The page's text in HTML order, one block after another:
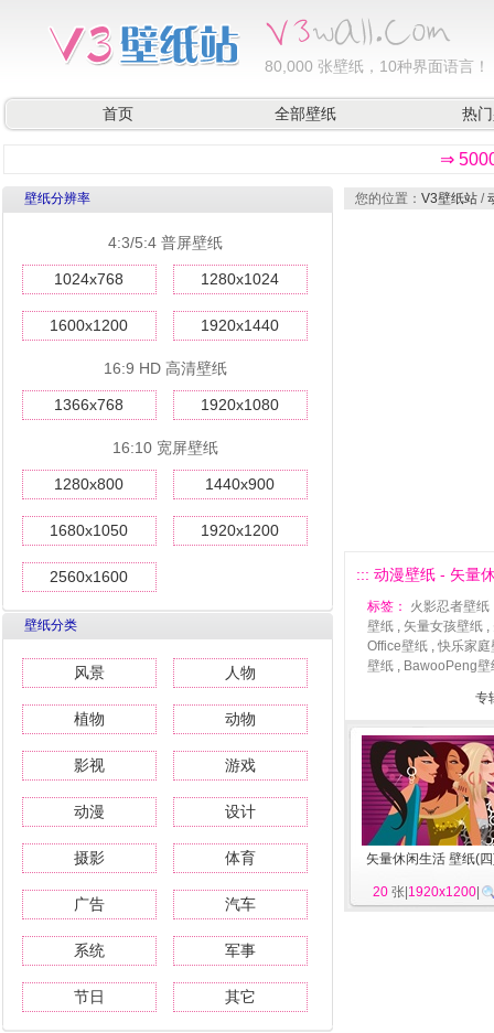
80,000 张壁纸，10种界面语言！
首页 全部壁纸 热
⇒
壁纸分辨率
4:3/5:4 普屏壁纸
1024x768 1280x1024
1600x1200 1920x1440
16:9 HD 高清壁纸
1366x768 1920x1080
16:10 宽屏壁纸
1280x800 1440x900
1680x1050 1920x1200
2560x1600
壁纸分类
风景 人物
植物 动物
影视 游戏
动漫 设计
摄影 体育
广告 汽车
系统 军事
节日 其它
您的位置： V3壁纸站 /
::: 动漫壁纸 - 矢量
标签： 火影忍者壁纸
壁纸 , 矢量女孩壁纸 ,
Office壁纸 , 快乐家庭
壁纸 , BawooPeng壁
专
矢量休闲生活 壁纸(
20 张| 1920x1200